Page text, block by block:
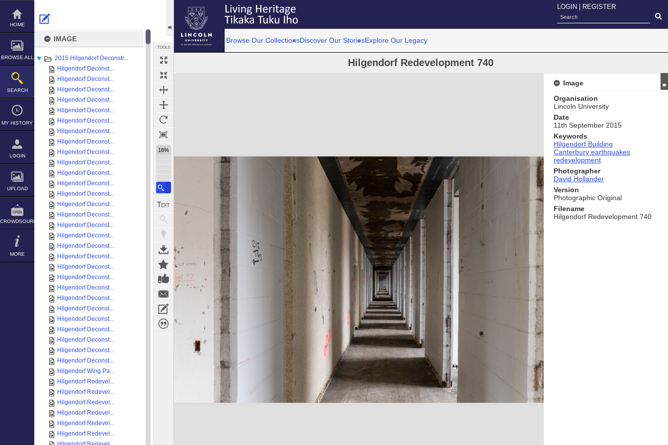
Skip
content
HOME
BROWSE ALL
SEARCH
MY HISTORY
LOGIN
UPLOAD
CROWDSOURCE
MORE
IMAGE
2015 Hilgendorf Deconstr...
Hilgendorf Deconst...
Hilgendorf Deconst...
Hilgendorf Deconst...
Hilgendorf Deconst...
Hilgendorf Deconst...
Hilgendorf Deconst...
Hilgendorf Deconst...
Hilgendorf Deconst...
Hilgendorf Deconst...
Hilgendorf Deconst...
Hilgendorf Deconst...
Hilgendorf Deconst...
Hilgendorf Deconst...
Hilgendorf Deconst...
Hilgendorf Deconst...
Hilgendorf Deconst...
Hilgendorf Deconst...
Hilgendorf Deconst...
Hilgendorf Deconst...
Hilgendorf Deconst...
Hilgendorf Deconst...
Hilgendorf Deconst...
Hilgendorf Deconst...
Hilgendorf Deconst...
Hilgendorf Deconst...
Hilgendorf Deconst...
Hilgendorf Deconst...
Hilgendorf Deconst...
Hilgendorf Deconst...
Hilgendorf Wing Pa...
Hilgendorf Redevel...
Hilgendorf Redevel...
Hilgendorf Redevel...
Hilgendorf Redevel...
Hilgendorf Redevel...
Hilgendorf Redevel...
TOOLS
18%
LOGIN REGISTER
Browse Our CollectionsDiscover Our StoriesExplore Our Legacy
Hilgendorf Redevelopment 740
Expand/collapse
Image
Organisation
Lincoln University
Date
11th September 2015
Keywords
Hilgendorf Building
Canterbury earthquakes
redevelopment
Photographer
David Hollander
Version
Photographic Original
Filename
Hilgendorf Redevelopment 740